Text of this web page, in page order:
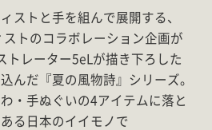
ストと手を組んで展開する、
トのコラボレーション企画が
トレーター5eLが描き下ろした
んだ『夏の風物詩』シリーズ。
・手ぬぐいの4アイテムに落と
る日本のイイモノで